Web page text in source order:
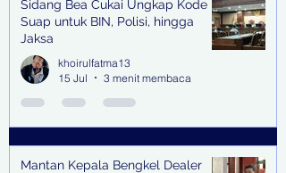
Sidang Bea Cukai Ungkap Kode
Suap untuk BIN, Polisi, hingga
Jaksa
khoirulfatma13
15 Jul
3 menit membaca
Mantan Kepala Bengkel Dealer